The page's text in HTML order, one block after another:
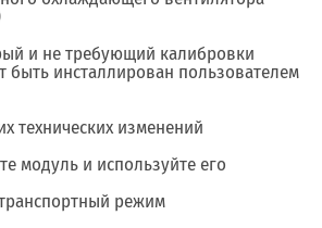
и не требующий калибровки
быть инсталлирован пользователем
технических изменений
модуль и используйте его
режим